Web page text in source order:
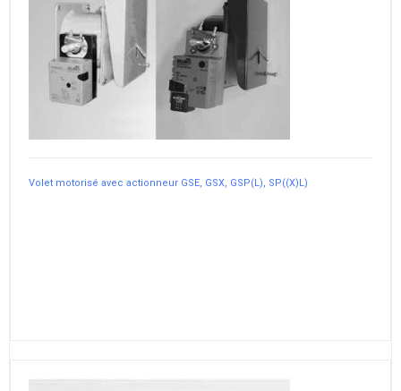
Volet motorisé avec actionneur GSE, GSX, GSP(L), SP((X)L)